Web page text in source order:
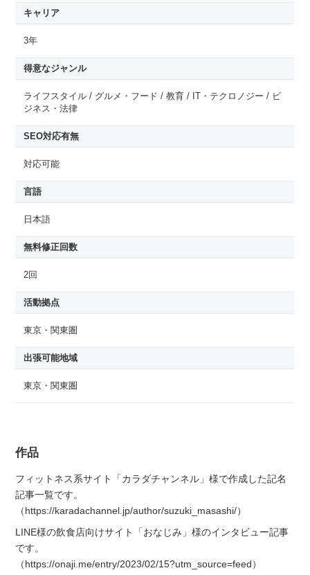
キャリア
3年
得意なジャンル
ライフスタイル / グルメ・フード / 教育 / IT・テクロノジー / ビ
ジネス・法律
SEO対応有無
対応可能
言語
日本語
無料修正回数
2回
活動拠点
東京・関東圏
出張可能地域
東京・関東圏
作品
フィットネス系サイト「カラダチャンネル」様で作成した記名
記事一覧です。
（https://karadachannel.jp/author/suzuki_masashi/）
LINE様の飲食店向けサイト「おなじみ」様のインタビュー記事
です。
（https://onaji.me/entry/2023/02/15?utm_source=feed）